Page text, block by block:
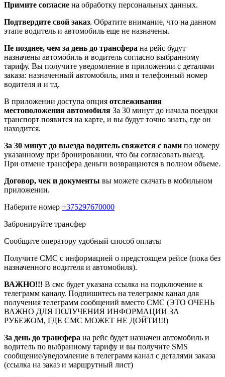
Примите согласие на обработку персональных данных.
Подтвердите свой заказ. Обратите внимание, что на данном
этапе водитель и автомобиль еще не назначены.
Не позднее, чем за день до трансфера на рейс будут
назначены автомобиль и водитель согласно выбранному
тарифу. Вы получите уведомление в приложении c деталями
заказа: назначенный автомобиль, имя и телефонный номер
водителя и и тд.
В приложении доступа опция отслеживания
местоположения автомобиля За 30 минут до начала поездки
транспорт появится на карте, и вы будут точно знать, где он
находится.
За 30 минут до выезда водитель свяжется с вами по номеру
указанному при бронировании, что бы согласовать выезд.
При отмене трансфера деньги возвращаются в полном объеме.
Договор, чек и документы вы можете скачать в мобильном
приложении.
Наберите номер +375297670000
Забронируйте трансфер
Сообщите оператору удобный способ оплаты
Получите СМС с информацией о предстоящем рейсе (пока без
назначенного водителя и автомобиля).
ВАЖНО!!! В смс будет указана ссылка на подключение к
телеграмм каналу. Подпишитесь на телеграмм канал для
получения телеграмм сообщений вместо СМС (ЭТО ОЧЕНЬ
ВАЖНО ДЛЯ ПОЛУЧЕНИЯ ИНФОРМАЦИИ ЗА
РУБЕЖОМ, ГДЕ СМС МОЖЕТ НЕ ДОЙТИ!!!)
За день до трансфера на рейс будет назначен автомобиль и
водитель по выбранному тарифу и вы получите SMS
сообщение/уведомление в телеграмм канал с деталями заказа
(ссылка на заказ и маршрутный лист)